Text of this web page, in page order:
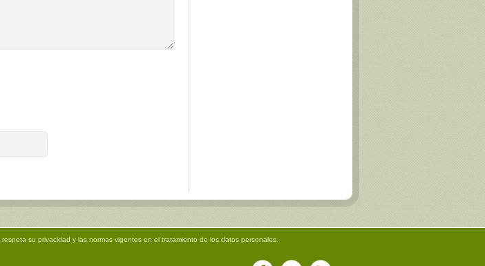
respeta su privacidad y las normas vigentes en el tratamiento de los datos personales.